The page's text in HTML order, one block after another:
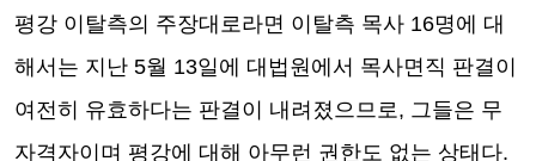
평강 이탈측의 주장대로라면 이탈측 목사 16명에 대
해서는 지난 5월 13일에 대법원에서 목사면직 판결이
여전히 유효하다는 판결이 내려졌으므로, 그들은 무
자격자이며 평강에 대해 아무런 권한도 없는 상태다.